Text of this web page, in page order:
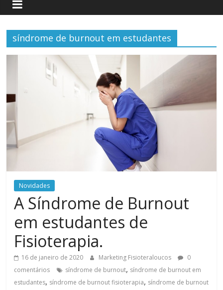
síndrome de burnout em estudantes
Novidades
A Síndrome de Burnout
em estudantes de
Fisioterapia.
16 de janeiro de 2020 Marketing Fisioteraloucos
0
comentários
síndrome de burnout, síndrome de burnout em
estudantes, síndrome de burnout fisioterapia, síndrome de burnout